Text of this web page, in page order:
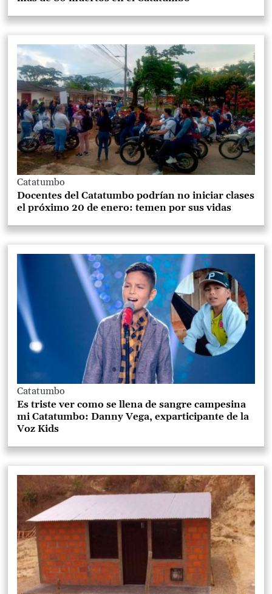
Catatumbo
Docentes del Catatumbo podrían no iniciar clases
el próximo 20 de enero: temen por sus vidas
Catatumbo
Es triste ver como se llena de sangre campesina
mi Catatumbo: Danny Vega, exparticipante de la
Voz Kids